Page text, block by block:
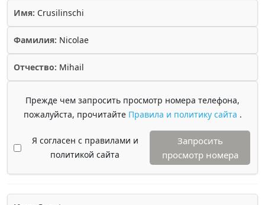
Имя: Crusilinschi
Фамилия: Nicolae
Отчество: Mihail
Прежде чем запросить просмотр номера телефона,
пожалуйста, прочитайте Правила и политику сайта .
Я согласен с правилами и
политикой сайта
Запросить
просмотр номера